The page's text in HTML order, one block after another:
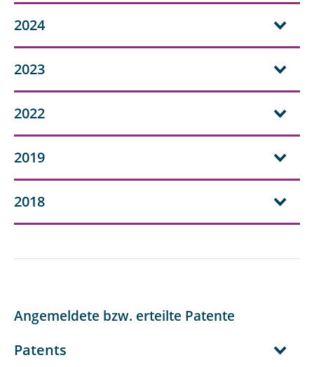
2024
2023
2022
2019
2018
Angemeldete bzw. erteilte Patente
Patents